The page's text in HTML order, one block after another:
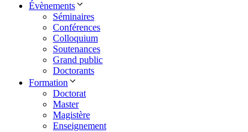
Évènements
Séminaires
Conférences
Colloquium
Soutenances
Grand public
Doctorants
Formation
Doctorat
Master
Magistère
Enseignement